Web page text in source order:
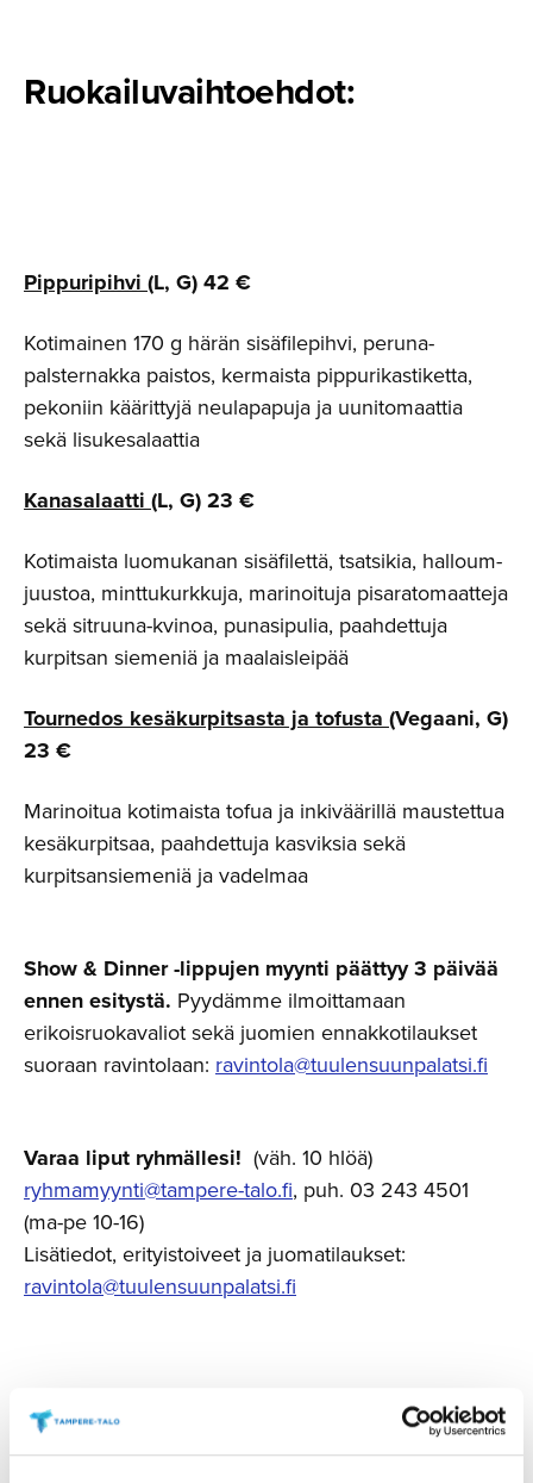
Ruokailu­vaih­toehdot:
Pippuripihvi (L, G) 42 €
Kotimainen 170 g härän sisäfilepihvi, peruna-
palsternakka paistos, kermaista pippurikastiketta,
pekoniin käärittyjä neulapapuja ja uunitomaattia
sekä lisukesalaattia
Kanasalaatti (L, G) 23 €
Kotimaista luomukanan sisäfilettä, tsatsikia, halloum-
juustoa, minttukurkkuja, marinoituja pisaratomaatteja
sekä sitruuna-kvinoa, punasipulia, paahdettuja
kurpitsan siemeniä ja maalaisleipää
Tournedos kesäkurpitsasta ja tofusta (Vegaani, G)
23 €
Marinoitua kotimaista tofua ja inkiväärillä maustettua
kesäkurpitsaa, paahdettuja kasviksia sekä
kurpitsansiemeniä ja vadelmaa
Show & Dinner -lippujen myynti päättyy 3 päivää
ennen esitystä. Pyydämme ilmoittamaan
erikoisruokavaliot sekä juomien ennakkotilaukset
suoraan ravintolaan: ravintola@tuulensuunpalatsi.fi
Varaa liput ryhmällesi! (väh. 10 hlöä)
ryhmamyynti@tampere-talo.fi, puh. 03 243 4501
(ma-pe 10-16)
Lisätiedot, erityistoiveet ja juomatilaukset:
ravintola@tuulensuunpalatsi.fi